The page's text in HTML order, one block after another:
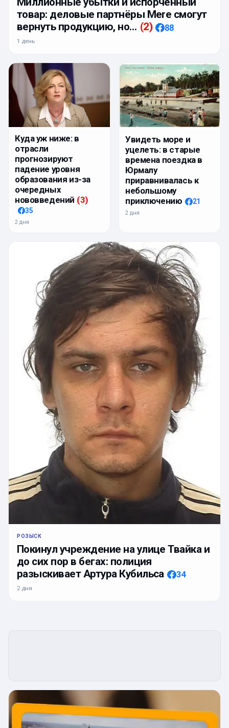
товар: деловые партнёры Mere смогут
вернуть продукцию, но… (2) 88
1 день
Куда уж ниже: в
отрасли
прогнозируют
падение уровня
образования из-за
очередных
нововведений (3)
35
2 дня
Увидеть море и
уцелеть: в старые
времена поездка в
Юрмалу
приравнивалась к
небольшому
приключению
21
2 дня
РОЗЫСК
Покинул учреждение на улице Твайка и
до сих пор в бегах: полиция
разыскивает Артура Кубильса
34
2 дня